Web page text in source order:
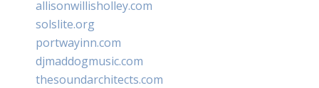
allisonwillisholley.com
solslite.org
portwayinn.com
djmaddogmusic.com
thesoundarchitects.com